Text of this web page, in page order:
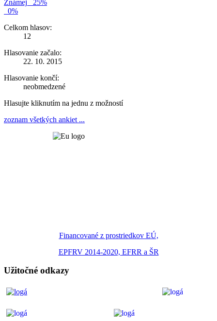
Známej
25%
0%
Celkom hlasov:
12
Hlasovanie začalo:
22. 10. 2015
Hlasovanie končí:
neobmedzené
Hlasujte kliknutím na jednu z možností
zoznam všetkých ankiet ...
Financované z prostriedkov EÚ,
EPFRV 2014-2020, EFRR a ŠR
Užitočné odkazy